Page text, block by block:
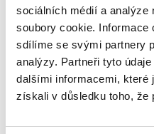
sociálních médií a
soubory cookie. Informace
sdílíme se svými partnery
analýzy. Partneři tyto
dalšími informacemi, které
získali v důsledku toho, že